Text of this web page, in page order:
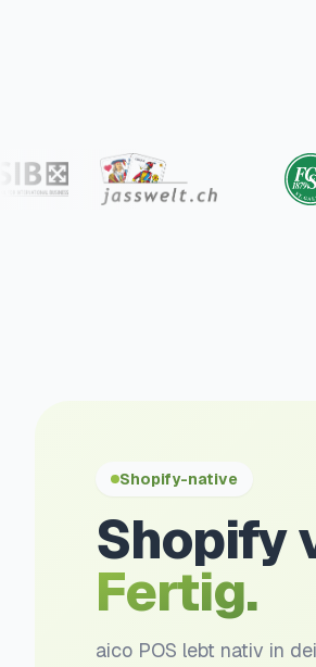
Shopify-native
Shopify
Fertig.
aico POS lebt nativ in